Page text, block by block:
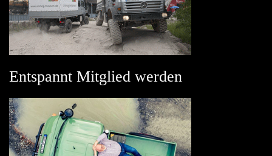
Entspannt Mitglied werden